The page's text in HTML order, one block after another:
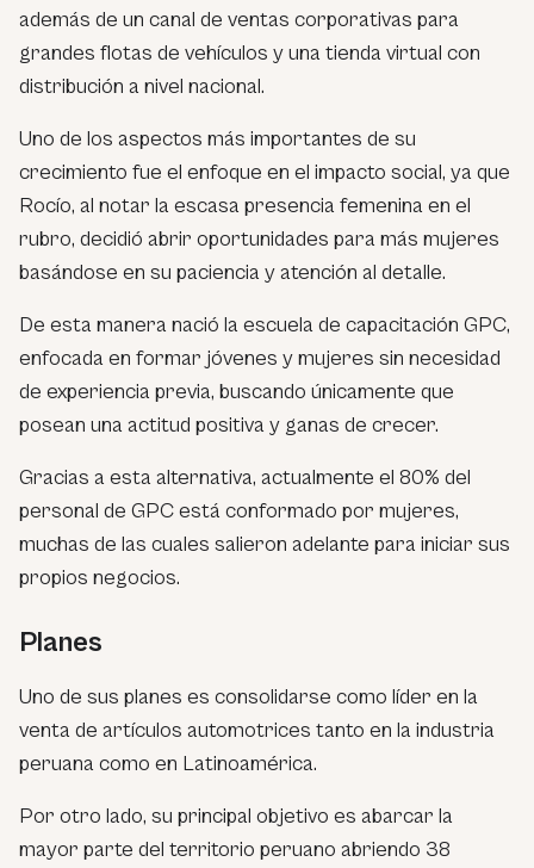
además de un canal de ventas corporativas para
grandes flotas de vehículos y una tienda virtual con
distribución a nivel nacional.
Uno de los aspectos más importantes de su
crecimiento fue el enfoque en el impacto social, ya que
Rocío, al notar la escasa presencia femenina en el
rubro, decidió abrir oportunidades para más mujeres
basándose en su paciencia y atención al detalle.
De esta manera nació la escuela de capacitación GPC,
enfocada en formar jóvenes y mujeres sin necesidad
de experiencia previa, buscando únicamente que
posean una actitud positiva y ganas de crecer.
Gracias a esta alternativa, actualmente el 80% del
personal de GPC está conformado por mujeres,
muchas de las cuales salieron adelante para iniciar sus
propios negocios.
Planes
Uno de sus planes es consolidarse como líder en la
venta de artículos automotrices tanto en la industria
peruana como en Latinoamérica.
Por otro lado, su principal objetivo es abarcar la
mayor parte del territorio peruano abriendo 38